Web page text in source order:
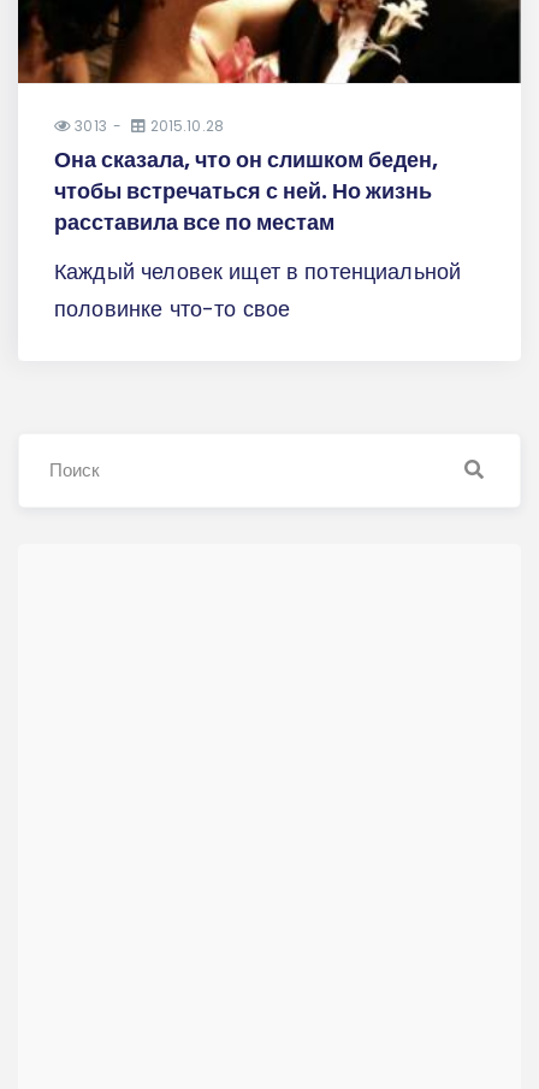
3013 2015.10.28
Она сказала, что он слишком беден,
чтобы встречаться с ней. Но жизнь
расставила все по местам
Каждый человек ищет в потенциальной
половинке что-то свое